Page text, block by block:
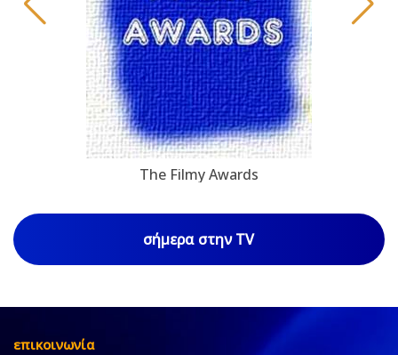
The Filmy Awards
σήμερα στην TV
επικοινωνία